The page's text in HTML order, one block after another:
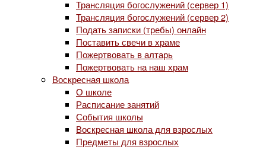
Трансляция богослужений (сервер 1)
Трансляция богослужений (сервер 2)
Подать записки (требы) онлайн
Поставить свечи в храме
Пожертвовать в алтарь
Пожертвовать на наш храм
Воскресная школа
О школе
Расписание занятий
События школы
Воскресная школа для взрослых
Предметы для взрослых